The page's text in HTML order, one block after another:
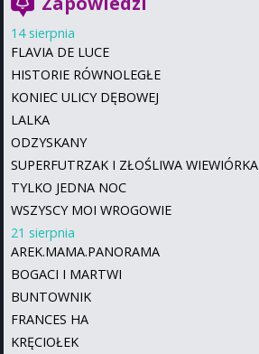
14 sierpnia
FLAVIA DE LUCE
HISTORIE RÓWNOLEGŁE
KONIEC ULICY DĘBOWEJ
LALKA
ODZYSKANY
SUPERFUTRZAK I ZŁOŚLIWA WIEWIÓRKA
TYLKO JEDNA NOC
WSZYSCY MOI WROGOWIE
21 sierpnia
AREK.MAMA.PANORAMA
BOGACI I MARTWI
BUNTOWNIK
FRANCES HA
KRĘCIOŁEK